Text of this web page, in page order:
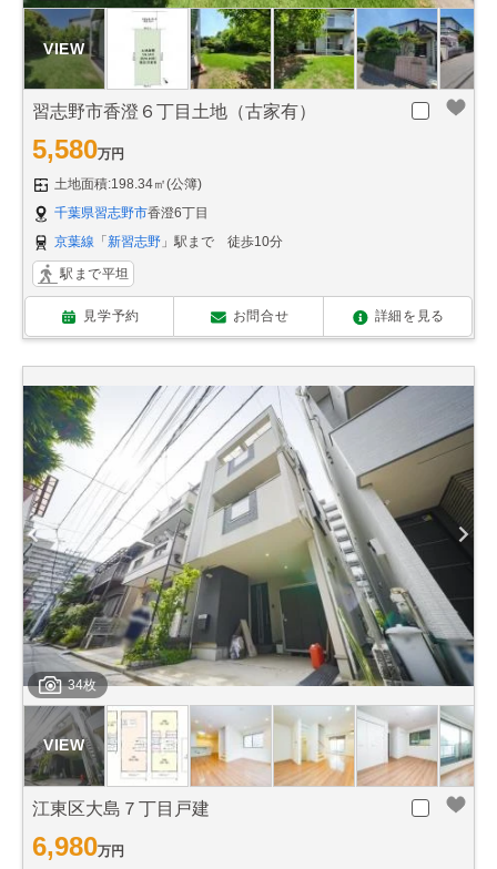
習志野市香澄６丁目土地（古家有）
5,580万円
土地面積:198.34㎡(公簿)
千葉県習志野市香澄6丁目
京葉線 「 新習志野 」駅まで 徒歩10分
駅まで平坦
見学予約 お問合せ 詳細を見る
34枚
江東区大島７丁目戸建
6,980万円